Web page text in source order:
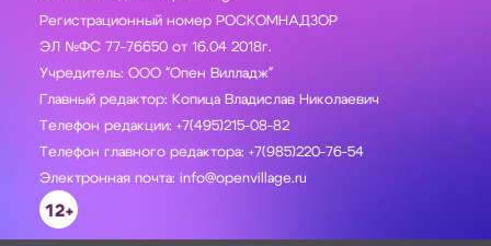
Регистрационный номер РОСКОМНАДЗОР
ЭЛ №ФС 77-76650 от 16.04 2018г.
Учредитель: ООО "Опен Вилладж"
Главный редактор: Копица Владислав Николаевич
Телефон редакции: +7(495)215-08-82
Телефон главного редактора: +7(985)220-76-54
Электронная почта: info@openvillage.ru
12+